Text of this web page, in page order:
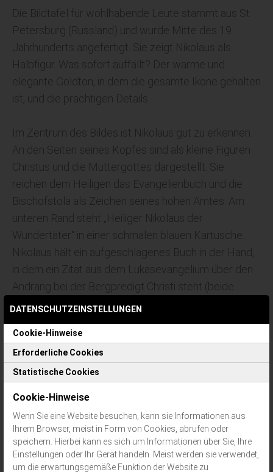
Die Bildtafel für wohlhabende Leute stammt aus St.
Petersburg (Russland) und wurde Mitte des 19.
Jahrhunderts angefertigt. Sie zeigt Nikolaus als
Halbfigur. Was sofort auffällt? Der warme und
elegante Goldton, in dem die gesamte Ikone gehalten
ist, und die prächtigen Details.
Im Zentrum des Bildes ist Nikolaus gut zu erkennen.
An den Seiten seines Kopfes sind als kleine Figuren
Christus und die Muttergottes dargestellt. Sie
reichen dem Heiligen das Evangelienbuch und die
Bischofstola als Zeichen seines hohen Amtes. Am
unteren Rand steht „Heiliger Nikolaus der
Wundertäter“ in einer schmalen blauen Kartusche.
Nikolaus hält ein aufgeschlagenes Buch in der Hand,
in dem ein Zitat aus dem Lukasevangelium über den
Andrang bei der Bergpredigt Christi steht (beide
Aufschriften sind in kirchenslawischer Schrift
prachtvolle Gestaltung des Bischofsgewandes und
des Omophorions (Bischofsstola) mit Perlen- und
Edelsteinschmuck. Auch der Heiligenschein mit
sind Randornamente aus Emaille zu sehen.
Das ganze Bild wirkt elegant und kostbar. Solche
DATENSCHUTZEINSTELLUNGEN
Cookie-Hinweise
Erforderliche Cookies
Statistische Cookies
Cookie-Hinweise
Wenn Sie eine Website besuchen, kann sie Informationen aus
Ihrem Browser, meist in Form von Cookies, abrufen oder
speichern. Hierbei kann es sich um Informationen über Sie, Ihre
Einstellungen oder Ihr Gerät handeln. Meist werden sie verwendet,
um die erwartungsgemäße Funktion der Website zu